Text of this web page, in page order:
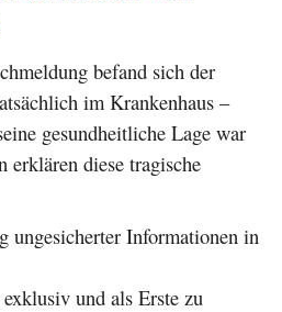
befand sich der
im Krankenhaus –
gesundheitliche Lage war
erklären diese tragische
ungesicherter Informationen in
und als Erste zu